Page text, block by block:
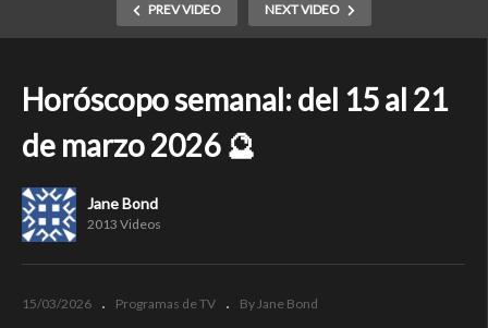
PREV VIDEO NEXT VIDEO
Horóscopo semanal: del 15 al 21
de marzo 2026 🔮
Jane Bond
2013 Videos
15/03/2026 Programas de TV By Jane Bond